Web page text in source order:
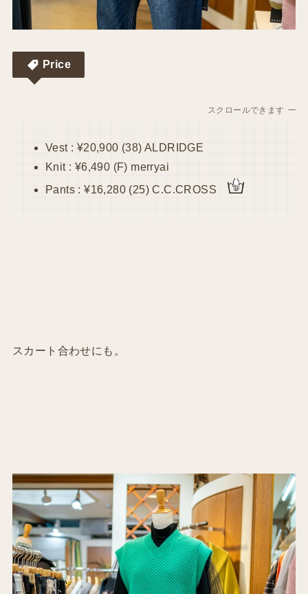
Price
スクロールできます
Vest : ¥20,900 (38) ALDRIDGE
Knit : ¥6,490 (F) merryai
Pants : ¥16,280 (25) C.C.CROSS
スカート合わせにも。